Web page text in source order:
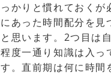
っかりと慣れておく
にあった時間配分を
と思います。2つ目は
程度一通り知識は入っ
す。直前期は何に時間